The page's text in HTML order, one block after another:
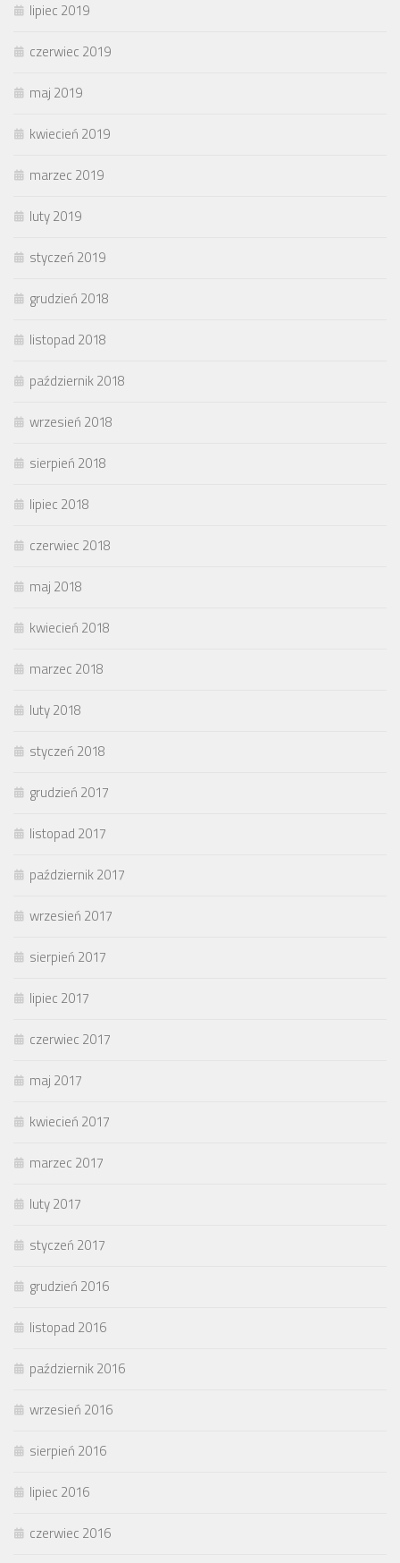
lipiec 2019
czerwiec 2019
maj 2019
kwiecień 2019
marzec 2019
luty 2019
styczeń 2019
grudzień 2018
listopad 2018
październik 2018
wrzesień 2018
sierpień 2018
lipiec 2018
czerwiec 2018
maj 2018
kwiecień 2018
marzec 2018
luty 2018
styczeń 2018
grudzień 2017
listopad 2017
październik 2017
wrzesień 2017
sierpień 2017
lipiec 2017
czerwiec 2017
maj 2017
kwiecień 2017
marzec 2017
luty 2017
styczeń 2017
grudzień 2016
listopad 2016
październik 2016
wrzesień 2016
sierpień 2016
lipiec 2016
czerwiec 2016